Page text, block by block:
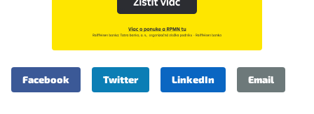
Facebook Twitter LinkedIn Email